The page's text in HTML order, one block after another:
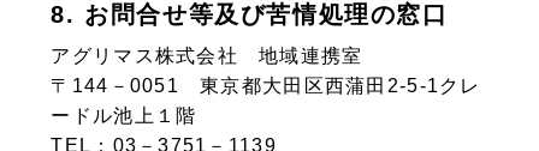
8. お問合せ等及び苦情処理の窓口
アグリマス株式会社 地域連携室
〒144－0051 東京都大田区西蒲田2-5-1クレ
ードル池上１階
TEL：03－3751－1139